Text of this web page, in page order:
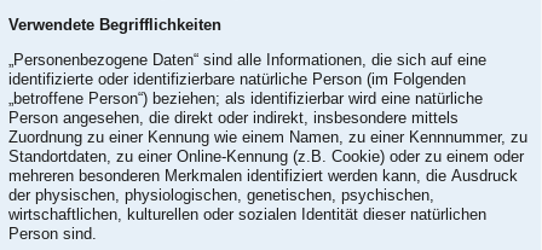
Verwendete Begrifflichkeiten
„Personenbezogene Daten“ sind alle Informationen, die sich auf eine
identifizierte oder identifizierbare natürliche Person (im Folgenden
„betroffene Person“) beziehen; als identifizierbar wird eine natürliche
Person angesehen, die direkt oder indirekt, insbesondere mittels
Zuordnung zu einer Kennung wie einem Namen, zu einer Kennnummer, zu
Standortdaten, zu einer Online-Kennung (z.B. Cookie) oder zu einem oder
mehreren besonderen Merkmalen identifiziert werden kann, die Ausdruck
der physischen, physiologischen, genetischen, psychischen,
wirtschaftlichen, kulturellen oder sozialen Identität dieser natürlichen
Person sind.